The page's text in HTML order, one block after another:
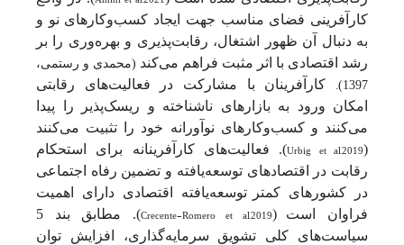
کارآفرینی فضای مناسب جهت ایجاد کسب‌وکارهای نو و
به دنبال آن ظهور اشتغال، رقابت‌پذیری و بهره‌وری را بر
رشد اقتصادی با اثر مثبت فراهم می‌کند (محمدی و رستمی،
1397)
. کارآفرینان با مشارکت در فعالیت‌های رقابتی
امکان ورود به بازارهای ناشناخته و ریسک‌پذیر را پیدا
می‌کنند و کسب‌وکارهای نوآورانه خود را تثبیت می‌کنند
(
Urbig et al,2019). فعالیت‌های کارآفرینانه برای استحکام
رقابت در اقتصادهای توسعه‌یافته و تضمین رفاه اجتماعی
در کشورهای کمتر
توسعه‌یافته اقتصادی دارای اهمیت
فراوان است
(
Crecente-Romero et al,2019
).
مطابق بند 5
سیاست‌های کلی تشویق سرمایه‌گذاری، افزایش توان